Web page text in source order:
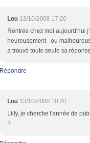
Lou 13/10/2008 17:20
Rentrée chez moi aujourd'hui
heureusement - ou
a trouvé toute seule sa
Répondre
Lou 13/10/2008 10:20
Lilly, je cherche l'année de
?